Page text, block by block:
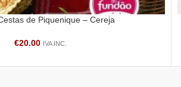
de Piquenique – Cereja
€20.00 IVA INC.